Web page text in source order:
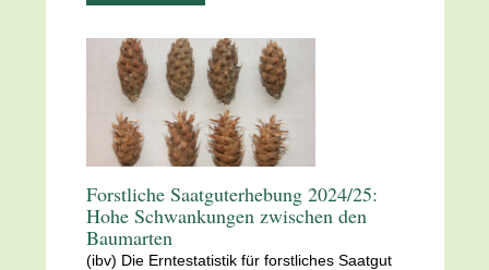
Forstliche Saatguterhebung 2024/25:
Hohe Schwankungen zwischen den
Baumarten
(ibv) Die Erntestatistik für forstliches Saatgut